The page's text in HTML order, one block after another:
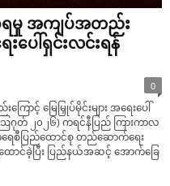
ရမှု အကျပ်အတည်း
းပေါ်ရှင်းလင်းရန်
0
ာင့် မြေမြှုပ်မိုင်းများ အရေးပေါ်
ဩဂုတ် ၂၀၂၆) ကရင်နီပြည် ကြားကာလ
ေစီပြည်ထောင်စု တည်ဆောက်ရေး
ာင်ခဲ့ပြီး ပြည်နယ်အဆင့် အောက်ခြေ